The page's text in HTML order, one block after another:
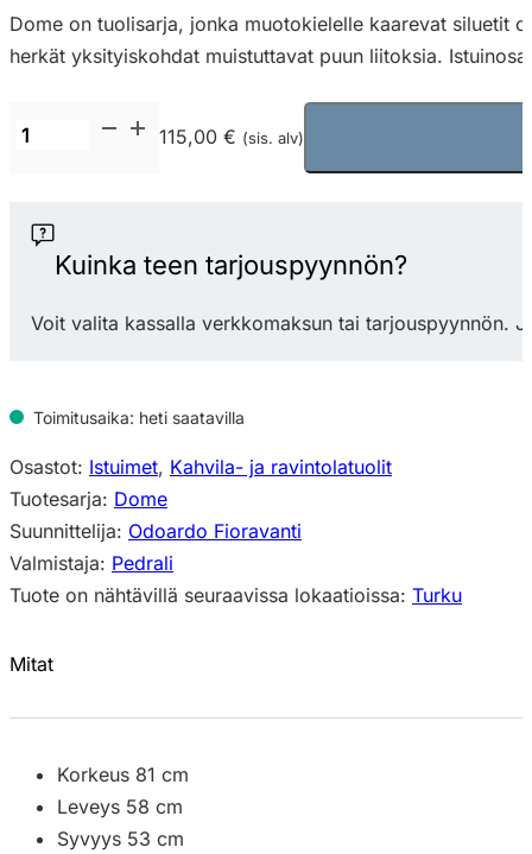
Dome on tuolisarja, jonka muotokielelle kaarevat siluetit
herkät yksityiskohdat muistuttavat puun liitoksia.
Pedrali
tuoli
(varastotuote)
115,00 € (sis. alv)
Kuinka teen tarjouspyynnön?
Voit valita kassalla verkkomaksun tai tarjouspyynnön.
Toimitusaika: heti saatavilla
Osastot: Istuimet, Kahvila- ja ravintolatuolit
Tuotesarja: Dome
Suunnittelija: Odoardo Fioravanti
Valmistaja: Pedrali
Tuote on nähtävillä seuraavissa lokaatioissa: Turku
Mitat
Korkeus 81 cm
Leveys 58 cm
Syvyys 53 cm